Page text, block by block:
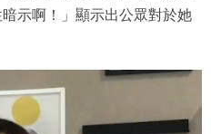
示啊！」顯示出公眾對於她